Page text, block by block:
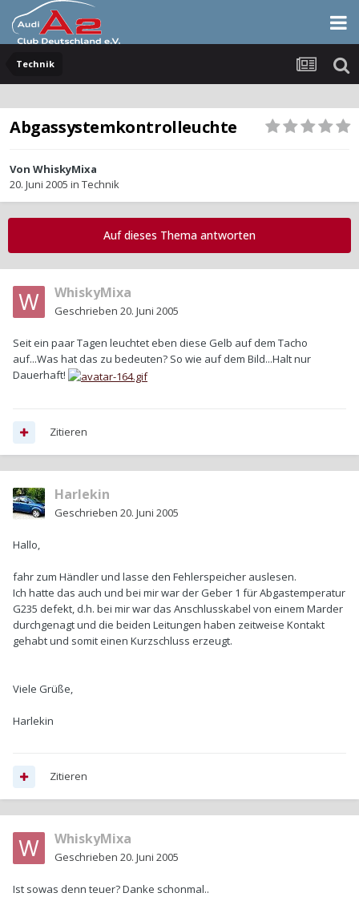
Technik
Abgassystemkontrolleuchte
Von WhiskyMixa
20. Juni 2005 in Technik
Auf dieses Thema antworten
WhiskyMixa
Geschrieben 20. Juni 2005
Seit ein paar Tagen leuchtet eben diese Gelb auf dem Tacho
auf...Was hat das zu bedeuten? So wie auf dem Bild...Halt nur
Dauerhaft!
Zitieren
Harlekin
Geschrieben 20. Juni 2005
Hallo,
fahr zum Händler und lasse den Fehlerspeicher auslesen.
Ich hatte das auch und bei mir war der Geber 1 für Abgastemperatur
G235 defekt, d.h. bei mir war das Anschlusskabel von einem Marder
durchgenagt und die beiden Leitungen haben zeitweise Kontakt
gehabt und somit einen Kurzschluss erzeugt.
Viele Grüße,
Harlekin
Zitieren
WhiskyMixa
Geschrieben 20. Juni 2005
Ist sowas denn teuer? Danke schonmal..